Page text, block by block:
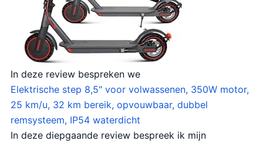
In deze review bespreken we
Elektrische step 8,5" voor volwassenen, 350W motor,
25 km/u, 32 km bereik, opvouwbaar, dubbel
remsysteem, IP54 waterdicht
In deze diepgaande review bespreek ik mijn